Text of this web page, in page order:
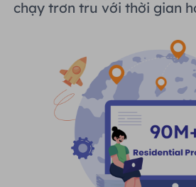
chạy trơn tru với thời gian